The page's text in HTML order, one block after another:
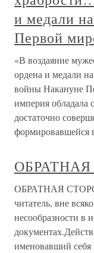
и медали
Первой
«В воздаяние
ордена и медали
войны Накануне
империя обладала
достаточно
формировавшейся
ОБРАТНАЯ
читатель, вне
несообразности в
именовавший